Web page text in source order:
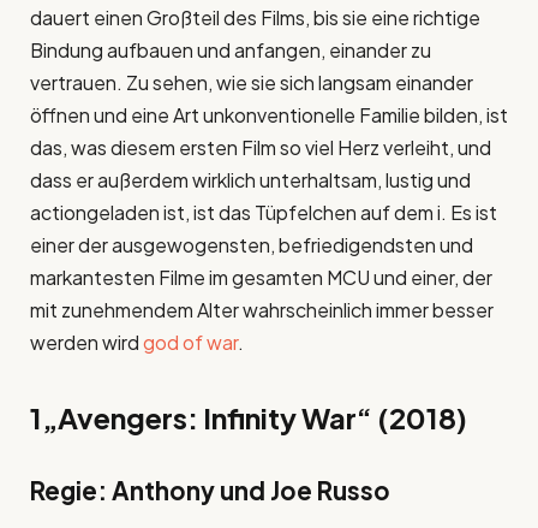
dauert einen Großteil des Films, bis sie eine richtige
Bindung aufbauen und anfangen, einander zu
vertrauen. Zu sehen, wie sie sich langsam einander
öffnen und eine Art unkonventionelle Familie bilden, ist
das, was diesem ersten Film so viel Herz verleiht, und
dass er außerdem wirklich unterhaltsam, lustig und
actiongeladen ist, ist das Tüpfelchen auf dem i. Es ist
einer der ausgewogensten, befriedigendsten und
markantesten Filme im gesamten MCU und einer, der
mit zunehmendem Alter wahrscheinlich immer besser
werden wirdgod of war.
1„Avengers: Infinity War“ (2018)
Regie: Anthony und Joe Russo